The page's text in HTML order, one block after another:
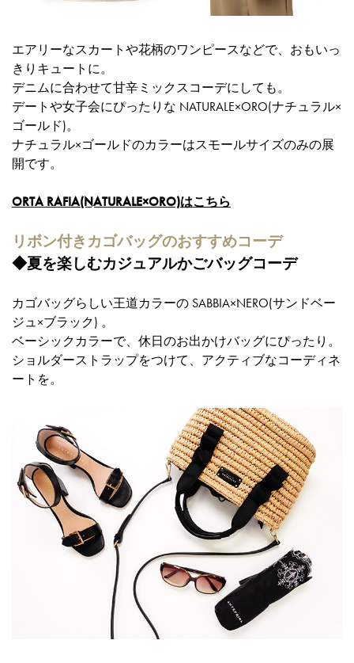
エアリーなスカートや花柄のワンピースなどで、おもいっ
きりキュートに。
デニムに合わせて甘辛ミックスコーデにしても。
デートや女子会にぴったりな NATURALE×ORO(ナチュラル×
ゴールド)。
ナチュラル×ゴールドのカラーはスモールサイズのみの展
開です。
ORTA RAFIA(NATURALE×ORO)はこちら
リボン付きカゴバッグのおすすめコーデ
◆夏を楽しむカジュアルかごバッグコーデ
カゴバッグらしい王道カラーの SABBIA×NERO(サンドベー
ジュ×ブラック) 。
ベーシックカラーで、休日のお出かけバッグにぴったり。
ショルダーストラップをつけて、アクティブなコーディネ
ートを。